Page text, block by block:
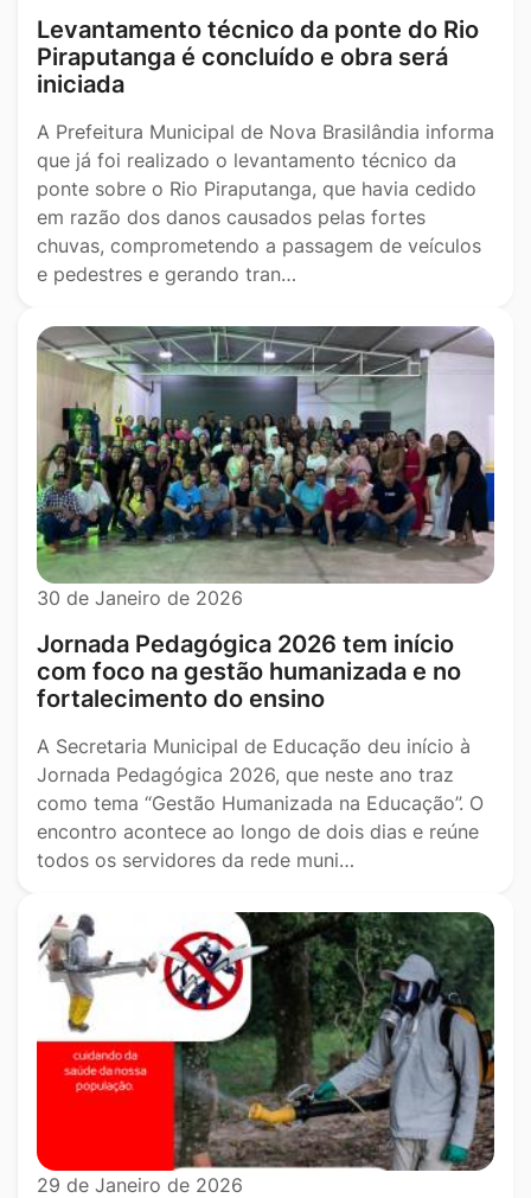
Levantamento técnico da ponte do Rio
Piraputanga é concluído e obra será
iniciada
A Prefeitura Municipal de Nova Brasilândia informa
que já foi realizado o levantamento técnico da
ponte sobre o Rio Piraputanga, que havia cedido
em razão dos danos causados pelas fortes
chuvas, comprometendo a passagem de veículos
e pedestres e gerando tran…
30 de Janeiro de 2026
Jornada Pedagógica 2026 tem início
com foco na gestão humanizada e no
fortalecimento do ensino
A Secretaria Municipal de Educação deu início à
Jornada Pedagógica 2026, que neste ano traz
como tema “Gestão Humanizada na Educação”. O
encontro acontece ao longo de dois dias e reúne
todos os servidores da rede muni…
29 de Janeiro de 2026